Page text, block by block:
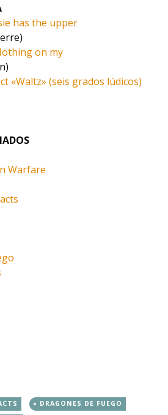
has the upper
on my
«Waltz» (seis grados lúdicos)
Warfare
DRAGONES DE FUEGO